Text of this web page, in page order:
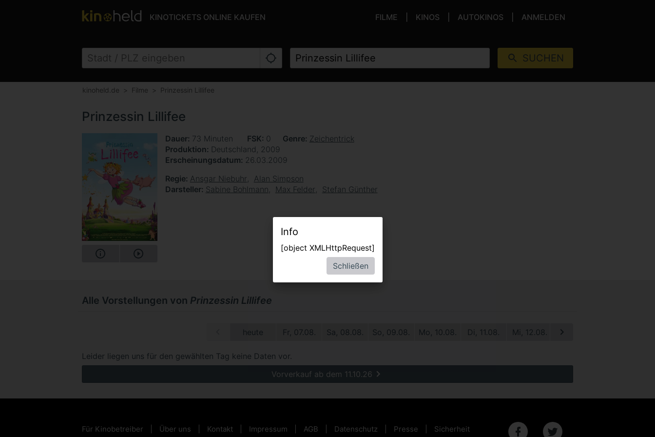
KINOTICKETS ONLINE KAUFEN FILME KINOS AUTOKINOS ANMELDEN
SUCHEN
kinoheld.de Filme Prinzessin Lillifee
Prinzessin Lillifee
Dauer 73 Minuten FSK 0 Genre Zeichentrick
Produktion Deutschland, 2009
Erscheinungsdatum 26.03.2009
Regie Ansgar Niebuhr
Alan Simpson
Darsteller Sabine Bohlmann Max Felder Stefan Günther
Alle Vorstellungen von Prinzessin Lillifee
heute Fr, 07.08. Sa, 08.08. So, 09.08. Mo, 10.08. Di, 11.08. Mi, 12.08. Do, 13.08.
Leider liegen uns für den gewählten Tag keine Daten vor.
Vorverkauf ab dem 11.10.26
Für Kinobetreiber Über uns Kontakt Impressum AGB Datenschutz Presse Sicherheit
Info
[object XMLHttpRequest]
Schließen